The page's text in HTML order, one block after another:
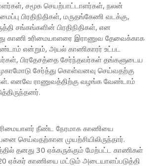
சமூக செயற்பாட்டாளர்கள், நலன்
பிரதிநிதிகள், மருதங்கேணி வடக்கு,
சங்கங்களின் பிரதிநிதிகள், என
உரிமையாளரை இராணுவ தேவைக்காக
என்றும், அயல் காணிகாரர் உட்பட
பிரதேசத்தை சேர்ந்தவர்கள் தங்களுடைய
சேர்த்து கொள்வனவு செய்வதற்கு
எனவே ராணுவத்திற்கு வழங்க வேண்டாம்
நீண்ட நேரமாக காணியை
செய்வதற்கான முயற்சியிலிருந்தார்.
தனது 30 ஏக்கருக்கும் மேற்பட்ட காணிகள்
ஏக்கர் காணியை மட்டும் அடையாளப்படுத்தி